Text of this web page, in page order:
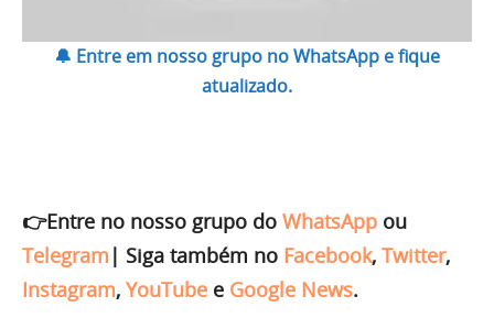
🔔 Entre em nosso grupo no WhatsApp e fique
atualizado.
👉Entre no nosso grupo do WhatsApp ou
Telegram | Siga também no Facebook, Twitter,
Instagram, YouTube e Google News.